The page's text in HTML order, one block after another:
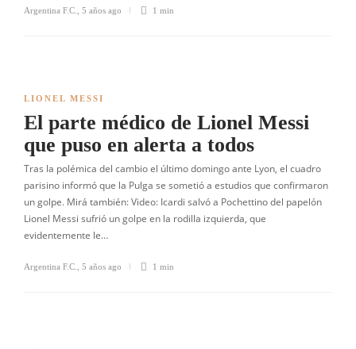
Argentina F.C. 5 años ago 1 min
LIONEL MESSI
El parte médico de Lionel Messi
que puso en alerta a todos
Tras la polémica del cambio el último domingo ante Lyon, el cuadro
parisino informó que la Pulga se sometió a estudios que confirmaron
un golpe. Mirá también: Video: Icardi salvó a Pochettino del papelón
Lionel Messi sufrió un golpe en la rodilla izquierda, que
evidentemente le…
Argentina F.C. 5 años ago 1 min